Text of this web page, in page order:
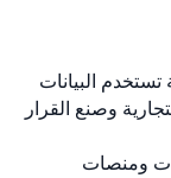
البيانات
وصنع القرار
ومنصات